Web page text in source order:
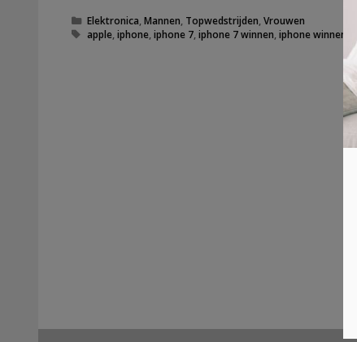
Categorieën
Elektronica,Mannen, Topwedstrijden,Vrouwen
Tags
apple,iphone,iphone 7,iphone 7 winnen,iphone winnen